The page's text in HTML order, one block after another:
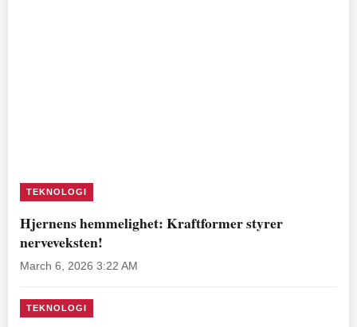
TEKNOLOGI
Hjernens hemmelighet: Kraftformer styrer
nerveveksten!
March 6, 2026 3:22 AM
TEKNOLOGI